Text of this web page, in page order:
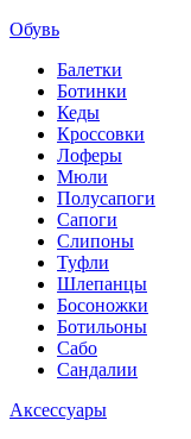
Обувь
Балетки
Ботинки
Кеды
Кроссовки
Лоферы
Мюли
Полусапоги
Сапоги
Слипоны
Туфли
Шлепанцы
Босоножки
Ботильоны
Сабо
Сандалии
Аксессуары